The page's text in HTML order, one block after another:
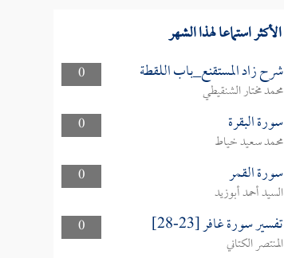
الأكثر استماعا لهذا الشهر
0 شرح زاد المستقنع_باب اللقطة
محمد مختار الشنقيطي
0
سورة البقرة
محمد سعيد خياط
0
سورة القمر
السيد أحمد أبوزيد
0
تفسير سورة غافر [23-28]
المنتصر الكتاني